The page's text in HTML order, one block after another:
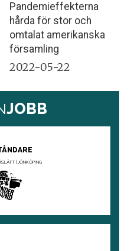
Pandemieffekterna
hårda för stor och
omtalat amerikanska
församling
2022-05-22